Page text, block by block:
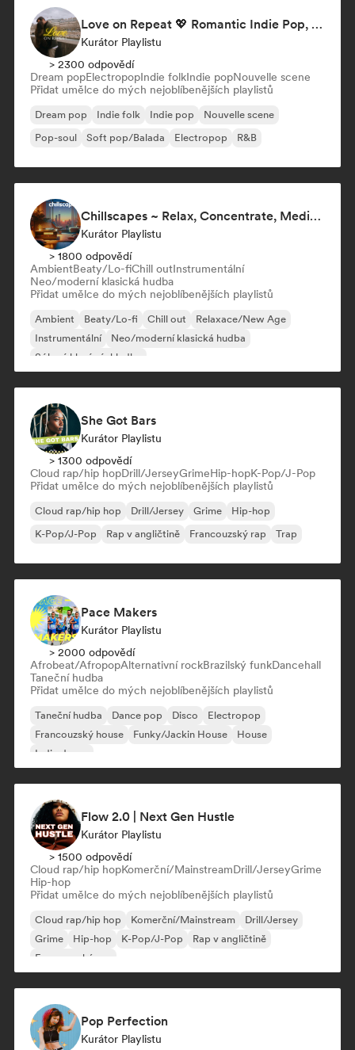
Love on Repeat 💖 Romantic Indie Pop, Neo Soul & Singer-Songwriter
Kurátor Playlistu
> 2300 odpovědí
Dream popElectropopIndie folkIndie popNouvelle scene
Přidat umělce do mých nejoblíbenějších playlistů
Dream pop Indie folk Indie pop
Nouvelle scene
Pop-soul
Soft pop/Balada Electropop R&B
Chillscapes ~ Relax, Concentrate, Meditate, Sleep, Dream
Kurátor Playlistu
> 1800 odpovědí
AmbientBeaty/Lo-fiChill outInstrumentální
Neo/moderní klasická hudba
Přidat umělce do mých nejoblíbenějších playlistů
Ambient Beaty/Lo-fi Chill out
Relaxace/New Age
Instrumentální
Neo/moderní klasická hudba
Sólové klavírní skladby
She Got Bars
Kurátor Playlistu
> 1300 odpovědí
Cloud rap/hip hopDrill/JerseyGrimeHip-hopK-Pop/J-Pop
Přidat umělce do mých nejoblíbenějších playlistů
Cloud rap/hip hop Drill/Jersey Grime
Hip-hop
K-Pop/J-Pop
Rap v angličtině Francouzský rap Trap
Pace Makers
Kurátor Playlistu
> 2000 odpovědí
Afrobeat/AfropopAlternativní rockBrazilský funkDancehall
Taneční hudba
Přidat umělce do mých nejoblíbenějších playlistů
Taneční hudba Dance pop Disco
Electropop
Francouzský house
Funky/Jackin House
House
Indie dance
Flow 2.0 | Next Gen Hustle
Kurátor Playlistu
> 1500 odpovědí
Cloud rap/hip hopKomerční/MainstreamDrill/JerseyGrime
Hip-hop
Přidat umělce do mých nejoblíbenějších playlistů
Cloud rap/hip hop Komerční/Mainstream
Drill/Jersey
Grime
Hip-hop K-Pop/J-Pop
Rap v angličtině
Francouzský rap
Pop Perfection
Kurátor Playlistu